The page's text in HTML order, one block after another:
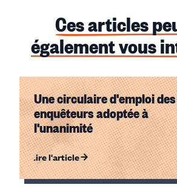
Ces articles
également vous
Une circulaire d'emploi des
enquêteurs adoptée à
l'unanimité
Lire l'article